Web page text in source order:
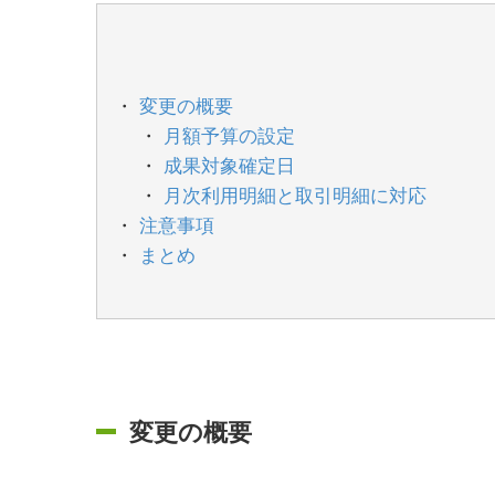
変更の概要
月額予算の設定
成果対象確定日
月次利用明細と取引明細に対応
注意事項
まとめ
変更の概要